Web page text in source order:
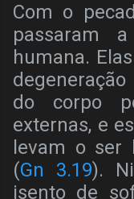
Com o
passaram
humana.
do corpo
externas, e
levam o ser
(Gn 3.19).
isento de